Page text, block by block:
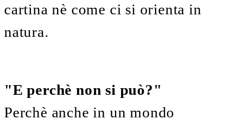
cartina nè come ci si orienta in
natura.
"E perchè non si può?"
Perchè anche in un mondo